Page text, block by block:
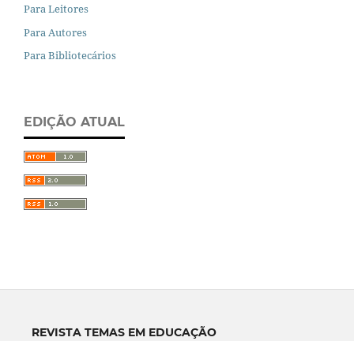
Para Leitores
Para Autores
Para Bibliotecários
EDIÇÃO ATUAL
REVISTA TEMAS EM EDUCAÇÃO